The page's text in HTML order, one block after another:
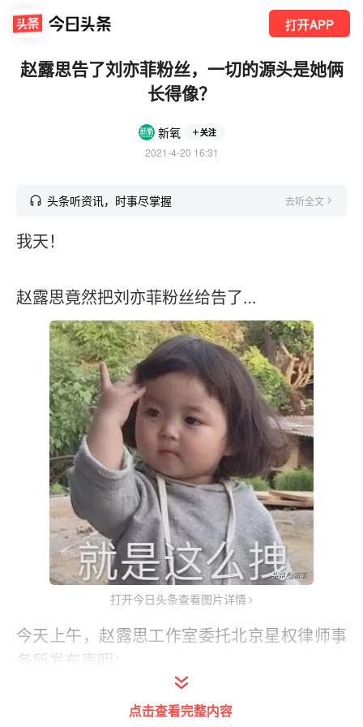
打开APP
赵露思告了刘亦菲粉丝，一切的源头是她俩
长得像？
新氧 关注
2021-4-20 16:31
头条听资讯，时事尽掌握 去听全文
我天！
赵露思竟然把刘亦菲粉丝给告了…
打开今日头条查看图片详情
今天上午，赵露思工作室委托北京星权律师事
务所发布声明：
网友@脱饭ppan，持续诽谤赵露思，将就其诉
点击查看完整内容